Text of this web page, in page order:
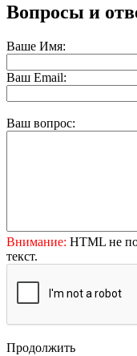
Вопросы и
Ваше Имя:
Ваш Email:
Ваш вопрос:
Внимание: HTML не
текст.
Продолжить